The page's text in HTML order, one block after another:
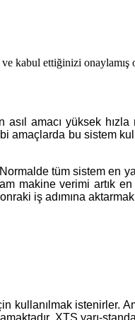
kabul ettiğinizi onaylamış
amacı yüksek hızla
bu sistem
Normalde tüm sistem
makine verimi artık
iş adımına
kullanılmak